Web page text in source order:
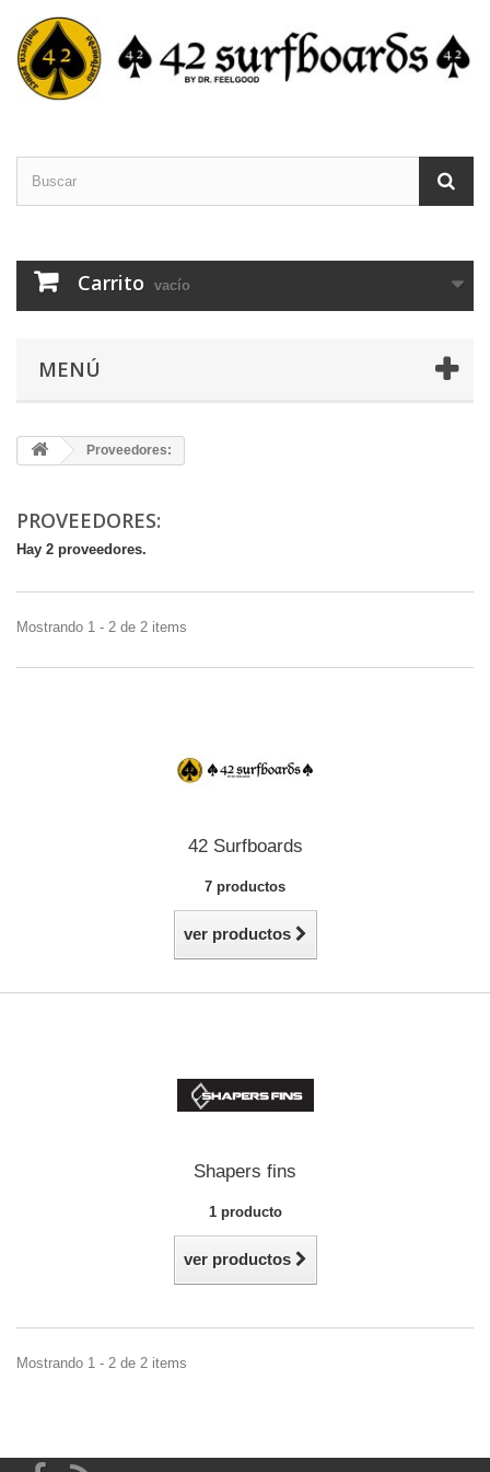
Carrito vacío
MENÚ
Proveedores:
PROVEEDORES:
Hay 2 proveedores.
Mostrando 1 - 2 de 2 items
42 Surfboards
7 productos
ver productos
Shapers fins
1 producto
ver productos
Mostrando 1 - 2 de 2 items